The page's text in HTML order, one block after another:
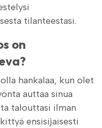
tilanteestasi.
on
hankalaa, kun olet
auttaa sinua
talouttasi ilman
ensisijaisesti